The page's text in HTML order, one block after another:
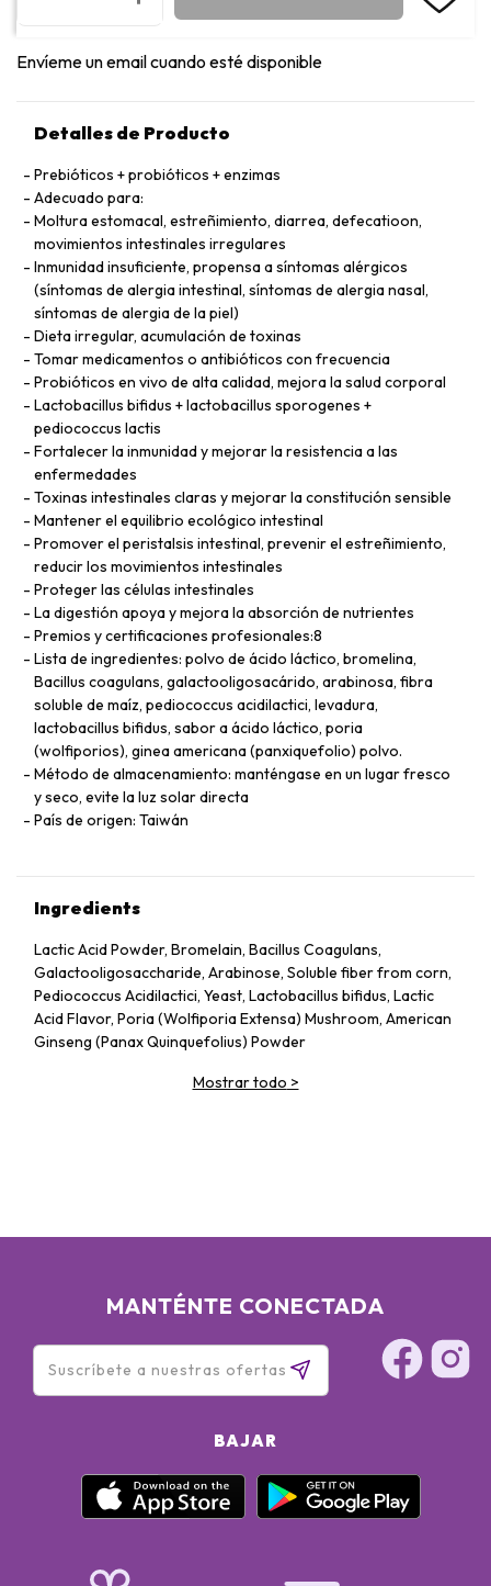
Envíeme un email cuando esté disponible
Detalles de Producto
Prebióticos + probióticos + enzimas
Adecuado para:
Moltura estomacal, estreñimiento, diarrea, defecatioon,
movimientos intestinales irregulares
Inmunidad insuficiente, propensa a síntomas alérgicos
(síntomas de alergia intestinal, síntomas de alergia nasal,
síntomas de alergia de la piel)
Dieta irregular, acumulación de toxinas
Tomar medicamentos o antibióticos con frecuencia
Probióticos en vivo de alta calidad, mejora la salud corporal
Lactobacillus bifidus + lactobacillus sporogenes +
pediococcus lactis
Fortalecer la inmunidad y mejorar la resistencia a las
enfermedades
Toxinas intestinales claras y mejorar la constitución sensible
Mantener el equilibrio ecológico intestinal
Promover el peristalsis intestinal, prevenir el estreñimiento,
reducir los movimientos intestinales
Proteger las células intestinales
La digestión apoya y mejora la absorción de nutrientes
Premios y certificaciones profesionales:8
Lista de ingredientes: polvo de ácido láctico, bromelina,
Bacillus coagulans, galactooligosacárido, arabinosa, fibra
soluble de maíz, pediococcus acidilactici, levadura,
lactobacillus bifidus, sabor a ácido láctico, poria
(wolfiporios), ginea americana (panxiquefolio) polvo.
Método de almacenamiento: manténgase en un lugar fresco
y seco, evite la luz solar directa
País de origen: Taiwán
Ingredients
Lactic Acid Powder, Bromelain, Bacillus Coagulans,
Galactooligosaccharide, Arabinose, Soluble fiber from corn,
Pediococcus Acidilactici, Yeast, Lactobacillus bifidus, Lactic
Acid Flavor, Poria (Wolfiporia Extensa) Mushroom, American
Ginseng (Panax Quinquefolius) Powder
Mostrar todo >
MANTÉNTE CONECTADA
BAJAR